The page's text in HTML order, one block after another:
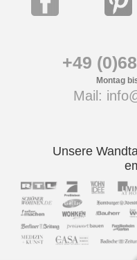
+49
Montag
Mail:
Unsere